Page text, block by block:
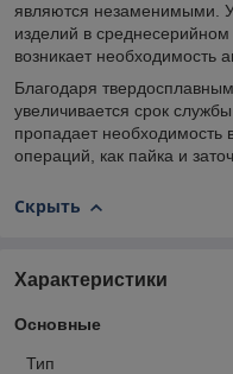
являются незаменимыми.
изделий в
возникает необходимость
Благодаря
увеличивается срок
пропадает необходимость
операций, как пайка и
Скрыть
Характеристики
Основные
Тип